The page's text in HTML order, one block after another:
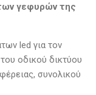
γεφυρών της
led για τον
οδικού δικτύου
συνολικού